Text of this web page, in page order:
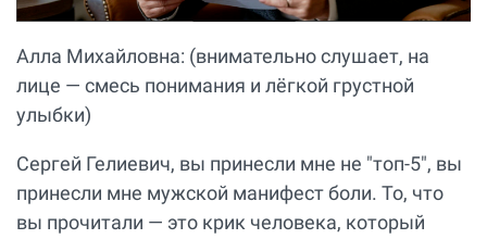
Алла Михайловна: (внимательно слушает, на
лице — смесь понимания и лёгкой грустной
улыбки)
Сергей Гелиевич, вы принесли мне не "топ-5", вы
принесли мне мужской манифест боли. То, что
вы прочитали — это крик человека, который